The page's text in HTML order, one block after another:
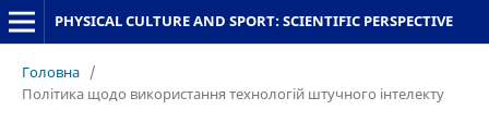
PHYSICAL CULTURE AND SPORT: SCIENTIFIC PERSPECTIVE
Головна /
Політика щодо використання технологій штучного інтелекту